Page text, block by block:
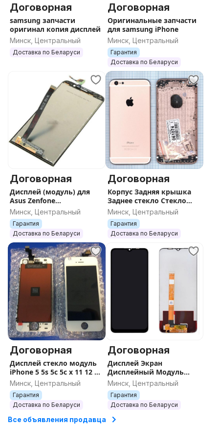
Договорная
samsung запчасти
оригинал копия дисплей
Минск, Центральный
Доставка по Беларуси
Договорная
Оригинальные запчасти
для samsung iPhone
Минск, Центральный
Гарантия
Доставка по Беларуси
Договорная
Дисплей (модуль) для
Asus Zenfone
2/3/4/Max/ZenPad
Минск, Центральный
Гарантия
Доставка по Беларуси
Договорная
Корпус Задняя крышка
Заднее стекло Стекло
камеры iPhone
Минск, Центральный
Гарантия
Доставка по Беларуси
Договорная
Дисплей стекло модуль
iPhone 5 5s 5c 5с x 11 12 13
14
Минск, Центральный
Гарантия
Доставка по Беларуси
Договорная
Дисплей Экран
Дисплейный Модуль
Тачскрин Стекло Realme
Oppa
Минск, Центральный
Гарантия
Доставка по Беларуси
Все объявления продавца